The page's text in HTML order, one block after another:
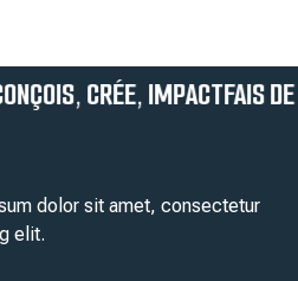
CRÉE, IMPACTFAIS
dolor sit amet, consectetur
elit.